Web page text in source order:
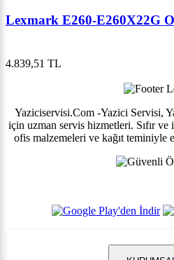
Lexmark E260-E260X22G
4.839,51 TL
Yaziciservisi.Com -Yazici Servisi,
için uzman servis hizmetleri. Sıfır ve
ofis malzemeleri ve kağıt teminiyle